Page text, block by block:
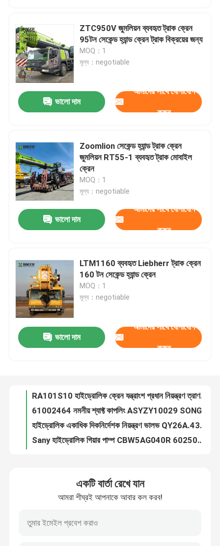
বাড়ি
পণ্য
যোগাযোগ করুন
উদ্ধৃতির জন্য আবেদন
ZTC950V জুমলিয়ন ব্যবহৃত ট্রাক ক্রেন
95টন সেকেন্ড হ্যান্ড ক্রেন ট্রাক বিক্রয়ের জন্য
MOQ：1
মূল্য：negotiable
ভালো দাম
আমাদের সাথে যোগাযোগ
করুন
Zoomlion সেকেন্ড হ্যান্ড ট্রাক ক্রেন
জুমলিয়ন RT55-1 ব্যবহৃত ট্রাক মোবাইল
ক্রেন
MOQ：1
মূল্য：negotiable
ভালো দাম
আমাদের সাথে যোগাযোগ
করুন
LTM1160 ব্যবহৃত Liebherr ট্রাক ক্রেন
160 টন সেকেন্ড হ্যান্ড ক্রেন
MOQ：1
মূল্য：negotiable
ভালো দাম
আমাদের সাথে যোগাযোগ
করুন
Sany হাইড্রোলিক গিয়ার পাম্প CBW5AG040R 60250771
হাইড্রোলিক প্রেসার কাউন্টার ব্যালেন্সিং ভালভ Y2013Y12136502 60033558
P22Q021 হাইড্রোলিক ক্রেন যন্ত্রাংশ উত্তোলন উইঞ্চ ব্যালেন্স ভালভ 13770635
সোলেনয়েড রিভার্সিং ভালভ 4WE6D-L68 EG24NK7 কন্ট্রোল রিভার্সিং সোলেনয়েড ভালভ 60275748
একটি বার্তা রেখে যান
আমরা শীঘ্রই আপনাকে আবার কল করব!